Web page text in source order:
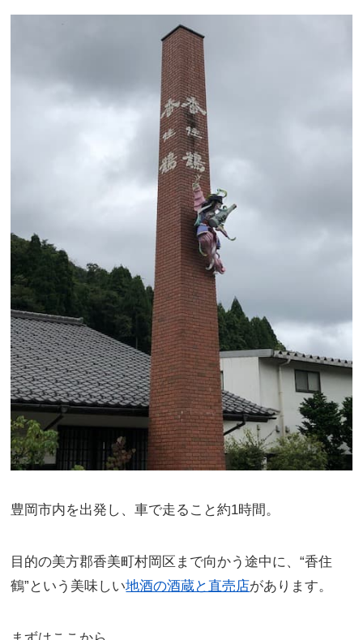
豊岡市内を出発し、車で走ること約1時間。
目的の美方郡香美町村岡区まで向かう途中に、“香住
鶴”という美味しい地酒の酒蔵と直売店があります。